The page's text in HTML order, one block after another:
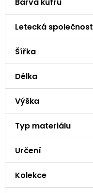
Letecká společnost
Šířka
Délka
Výška
Typ materiálu
Určení
Kolekce